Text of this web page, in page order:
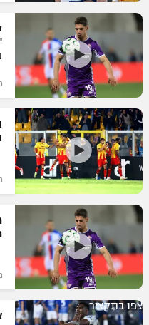
רשיון להקרנה פומבית
הצטרפות לחבילת
לוח דרושים – ג'ובנט
תגיות
המגזין
צפו בתקציר